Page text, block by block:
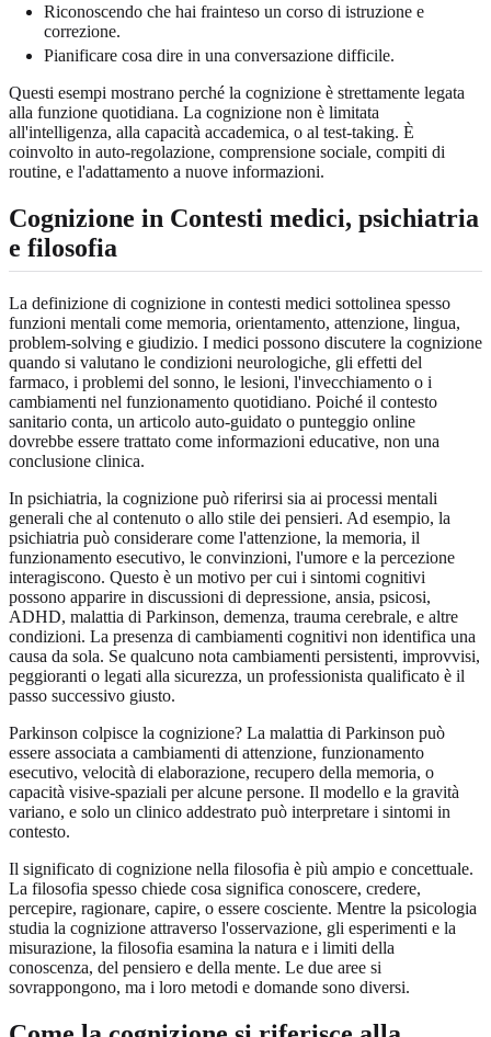
Riconoscendo che hai frainteso un corso di istruzione e
correzione.
Pianificare cosa dire in una conversazione difficile.
Questi esempi mostrano perché la cognizione è strettamente legata
alla funzione quotidiana. La cognizione non è limitata
all'intelligenza, alla capacità accademica, o al test-taking. È
coinvolto in auto-regolazione, comprensione sociale, compiti di
routine, e l'adattamento a nuove informazioni.
Cognizione in Contesti medici, psichiatria
e filosofia
La definizione di cognizione in contesti medici sottolinea spesso
funzioni mentali come memoria, orientamento, attenzione, lingua,
problem-solving e giudizio. I medici possono discutere la cognizione
quando si valutano le condizioni neurologiche, gli effetti del
farmaco, i problemi del sonno, le lesioni, l'invecchiamento o i
cambiamenti nel funzionamento quotidiano. Poiché il contesto
sanitario conta, un articolo auto-guidato o punteggio online
dovrebbe essere trattato come informazioni educative, non una
conclusione clinica.
In psichiatria, la cognizione può riferirsi sia ai processi mentali
generali che al contenuto o allo stile dei pensieri. Ad esempio, la
psichiatria può considerare come l'attenzione, la memoria, il
funzionamento esecutivo, le convinzioni, l'umore e la percezione
interagiscono. Questo è un motivo per cui i sintomi cognitivi
possono apparire in discussioni di depressione, ansia, psicosi,
ADHD, malattia di Parkinson, demenza, trauma cerebrale, e altre
condizioni. La presenza di cambiamenti cognitivi non identifica una
causa da sola. Se qualcuno nota cambiamenti persistenti, improvvisi,
peggioranti o legati alla sicurezza, un professionista qualificato è il
passo successivo giusto.
Parkinson colpisce la cognizione? La malattia di Parkinson può
essere associata a cambiamenti di attenzione, funzionamento
esecutivo, velocità di elaborazione, recupero della memoria, o
capacità visive-spaziali per alcune persone. Il modello e la gravità
variano, e solo un clinico addestrato può interpretare i sintomi in
contesto.
Il significato di cognizione nella filosofia è più ampio e concettuale.
La filosofia spesso chiede cosa significa conoscere, credere,
percepire, ragionare, capire, o essere cosciente. Mentre la psicologia
studia la cognizione attraverso l'osservazione, gli esperimenti e la
misurazione, la filosofia esamina la natura e i limiti della
conoscenza, del pensiero e della mente. Le due aree si
sovrappongono, ma i loro metodi e domande sono diversi.